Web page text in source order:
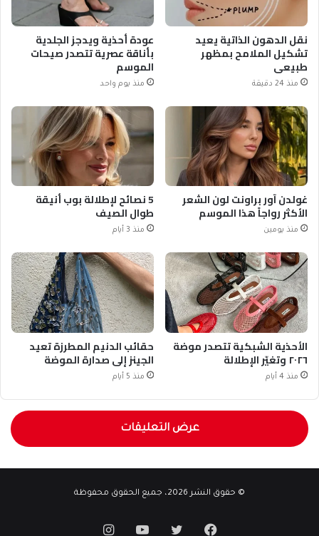
نقل الدهون الذاتية يعيد
تشكيل الملامح بمظهر
طبيعي
منذ 24 دقيقة
عودة أحذية ويدجز الجلدية
بأناقة عصرية تتصدر صيحات
الموسم
منذ يوم واحد
غولدن آور براونت لون الشعر
الأكثر رواجاً هذا الموسم
منذ يومين
5 نصائح لإطلالة بوب أنيقة
طوال الصيف
منذ 3 أيام
الأحذية الشبكية تتصدر موضة
٢٠٢٦ وتغيّر الإطلالة
منذ 4 أيام
حقائب الدنيم المطرزة تعيد
الجينز إلى صدارة الموضة
منذ 5 أيام
عرض التعليقات
© حقوق النشر 2026، جميع الحقوق محفوظة
فيسبوكتويتر يوتيوبانستقرام